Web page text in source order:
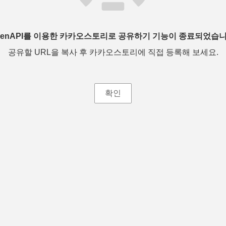
를 이용한 카카오스토리로 공유하기 기능이 종료되었습
공유할 URL을 복사 후 카카오스토리에 직접 등록해 보세요.
확인